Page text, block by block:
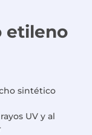
etileno
sintético
UV y al